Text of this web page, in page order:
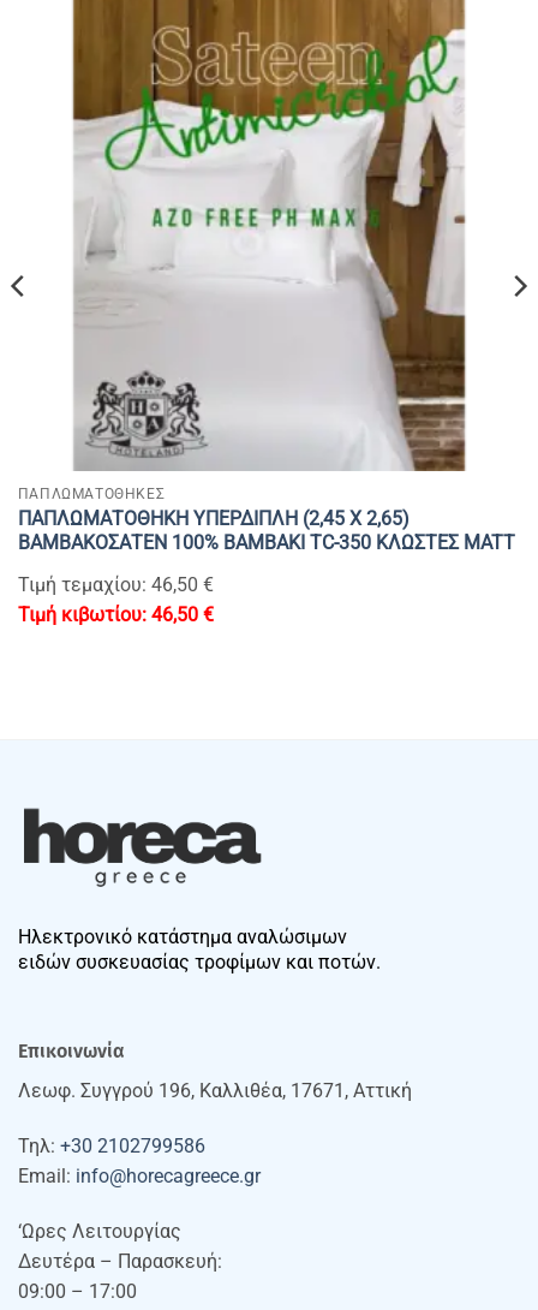
ΠΑΠΛΩΜΑΤΟΘΗΚΕΣ
ΠΑΠΛΩΜΑΤΟΘΗΚΗ ΥΠΕΡΔΙΠΛΗ (2,45 Χ 2,65)
ΒΑΜΒΑΚΟΣΑΤΕΝ 100% BAMBAKI TC-350 ΚΛΩΣΤΕΣ MATT
Τιμή τεμαχίου: 46,50 €
46,50 €
Ηλεκτρονικό κατάστημα αναλώσιμων
ειδών συσκευασίας τροφίμων και ποτών.
Επικοινωνία
Λεωφ. Συγγρού 196, Καλλιθέα, 17671, Αττική
Τηλ: +30 2102799586
Email: info@horecagreece.gr
‘Ωρες Λειτουργίας
Δευτέρα – Παρασκευή:
09:00 – 17:00